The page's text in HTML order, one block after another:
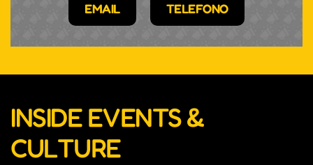
EMAIL TELEFONO
INSIDE EVENTS &
CULTURE